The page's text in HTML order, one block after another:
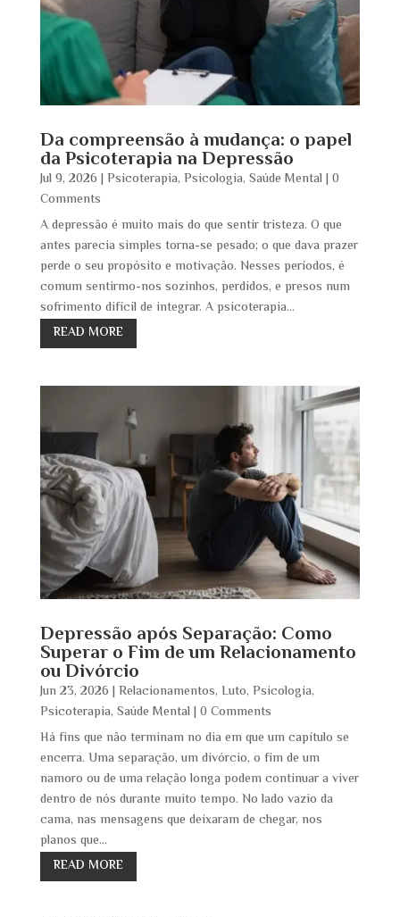
Da compreensão à mudança: o papel
da Psicoterapia na Depressão
Jul 9, 2026 | Psicoterapia, Psicologia, Saúde Mental | 0
Comments
A depressão é muito mais do que sentir tristeza. O que
antes parecia simples torna-se pesado; o que dava prazer
perde o seu propósito e motivação. Nesses períodos, é
comum sentirmo-nos sozinhos, perdidos, e presos num
sofrimento difícil de integrar. A psicoterapia...
READ MORE
Depressão após Separação: Como
Superar o Fim de um Relacionamento
ou Divórcio
Jun 23, 2026 | Relacionamentos, Luto, Psicologia,
Psicoterapia, Saúde Mental | 0 Comments
Há fins que não terminam no dia em que um capítulo se
encerra. Uma separação, um divórcio, o fim de um
namoro ou de uma relação longa podem continuar a viver
dentro de nós durante muito tempo. No lado vazio da
cama, nas mensagens que deixaram de chegar, nos
planos que...
READ MORE